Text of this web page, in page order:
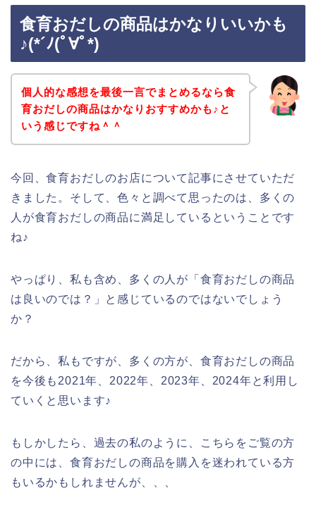
食育おだしの商品はかなりいいかも
♪(*´ﾉ(ﾟ∀ﾟ*)
個人的な感想を最後一言でまとめるなら食
育おだしの商品はかなりおすすめかも♪と
いう感じですね＾＾
今回、食育おだしのお店について記事にさせていただ
きました。そして、色々と調べて思ったのは、多くの
人が食育おだしの商品に満足しているということです
ね♪
やっぱり、私も含め、多くの人が「食育おだしの商品
は良いのでは？」と感じているのではないでしょう
か？
だから、私もですが、多くの方が、食育おだしの商品
を今後も2021年、2022年、2023年、2024年と利用し
ていくと思います♪
もしかしたら、過去の私のように、こちらをご覧の方
の中には、食育おだしの商品を購入を迷われている方
もいるかもしれませんが、、、